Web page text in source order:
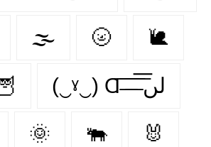
🌫️ 🌝 🐌
(‿ˠ‿) Ɑ͞ ̶͞ ̶͞ ̶͞ لں͞
🌞 🐃 🐰